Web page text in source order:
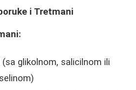
i Tretmani
(sa glikolnom, salicilnom ili